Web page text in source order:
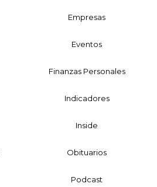
Empresas
Eventos
Finanzas Personales
Indicadores
Inside
Obituarios
Podcast